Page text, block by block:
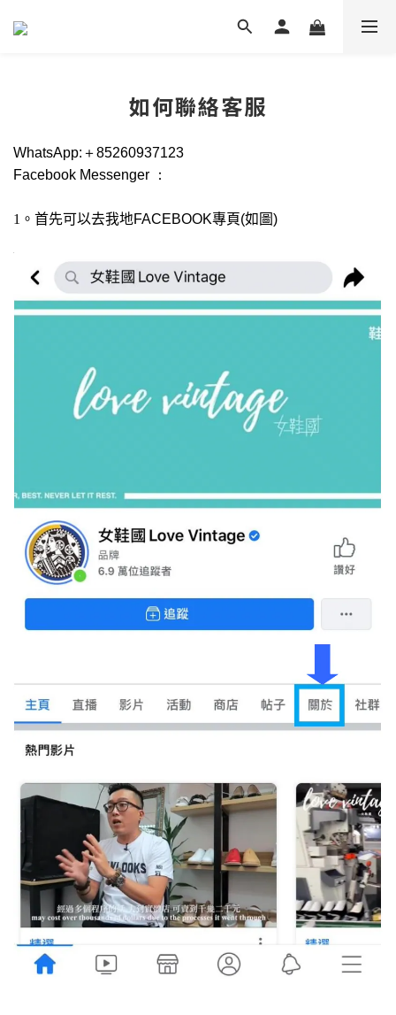
如何聯絡客服
WhatsApp:＋85260937123
Facebook Messenger ：
1。首先可以去我地FACEBOOK專頁(如圖)